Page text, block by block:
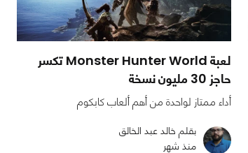
لعبة Monster Hunter World تكسر
حاجز 30 مليون نسخة
أداء ممتاز لواحدة من أهم ألعاب كابكوم
بقلم خالد عبد الخالق
منذ شهر